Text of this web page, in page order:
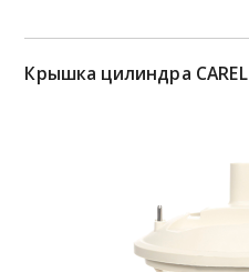
Крышка цилиндра CAREL